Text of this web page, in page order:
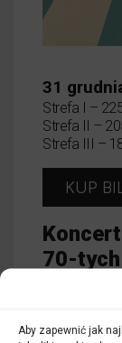
Aby zapewnić jak
31
Strefa I –
Strefa II –
Strefa III –
KUP
70-tych